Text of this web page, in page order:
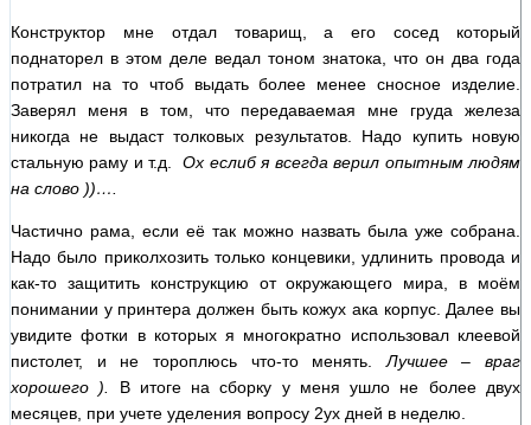
Конструктор мне отдал товарищ, а его сосед который
поднаторел в этом деле ведал тоном знатока, что он два года
потратил на то чтоб выдать более менее сносное изделие.
Заверял меня в том, что передаваемая мне груда железа
никогда не выдаст толковых результатов. Надо купить новую
стальную раму и т.д.Ох еслиб я всегда верил опытным людям
на слово ))….
Частично рама, если её так можно назвать была уже собрана.
Надо было приколхозить только концевики, удлинить провода и
как-то защитить конструкцию от окружающего мира, в моём
понимании у принтера должен быть кожух ака корпус. Далее вы
увидите фотки в которых я многократно использовал клеевой
пистолет, и не тороплюсь что-то менять. Лучшее – враг
хорошего ). В итоге на сборку у меня ушло не более двух
месяцев, при учете уделения вопросу 2ух дней в неделю.